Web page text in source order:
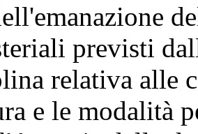
previsti
relativa alle
e le modalità